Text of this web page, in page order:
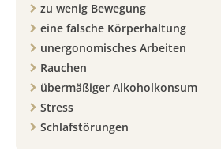
zu wenig Bewegung
eine falsche Körperhaltung
unergonomisches Arbeiten
Rauchen
übermäßiger Alkoholkonsum
Stress
Schlafstörungen